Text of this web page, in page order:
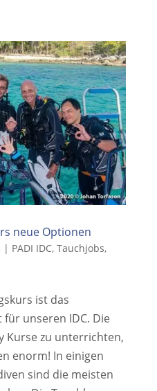
neue Optionen
| PADI IDC, Tauchjobs,
ist das
unseren IDC. Die
Kurse zu unterrichten,
enorm! In einigen
sind die meisten